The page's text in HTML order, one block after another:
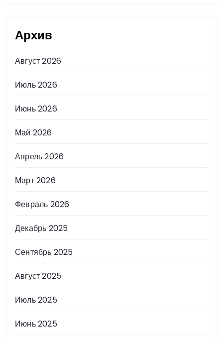
Архив
Август 2026
Июль 2026
Июнь 2026
Май 2026
Апрель 2026
Март 2026
Февраль 2026
Декабрь 2025
Сентябрь 2025
Август 2025
Июль 2025
Июнь 2025